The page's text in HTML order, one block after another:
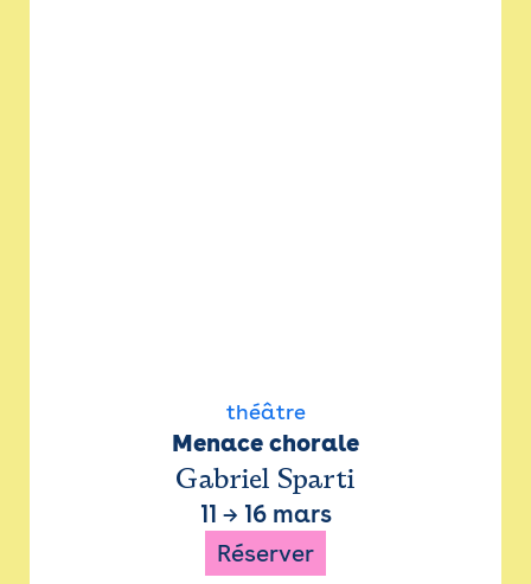
théâtre
Menace chorale
Gabriel Sparti
11 → 16 mars
Réserver